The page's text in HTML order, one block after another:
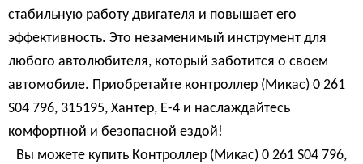
стабильную работу двигателя и повышает его
эффективность. Это незаменимый инструмент для
любого автолюбителя, который заботится о своем
автомобиле. Приобретайте контроллер (Микас) 0 261
S04 796, 315195, Хантер, Е-4 и наслаждайтесь
комфортной и безопасной ездой!
Вы можете купить Контроллер (Микас) 0 261 S04 796,